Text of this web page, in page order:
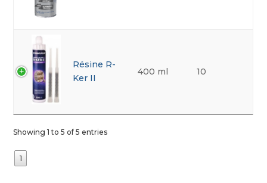
Résine R-
Ker II
400 ml 10
Showing 1 to 5 of 5 entries
1